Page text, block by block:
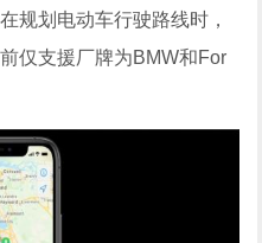
规划电动车行驶路线时，
仅支援厂牌为BMW和For